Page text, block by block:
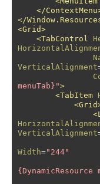
</
</
<Grid>
<TabControl
VerticalAlignment
menuTab}">
<TabItem
VerticalAlignment
Width="244"
{DynamicResource